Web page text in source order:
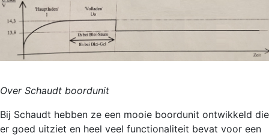
Over Schaudt boordunit
Bij Schaudt hebben ze een mooie boordunit ontwikkeld die
er goed uitziet en heel veel functionaliteit bevat voor een